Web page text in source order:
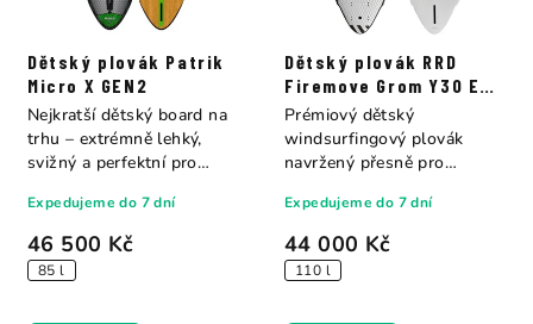
Dětský plovák Patrik
Micro X GEN2
46 500 Kč
85 l
Expedujeme do 7 dní
Nejkratší dětský board na
trhu – extrémně lehký,
svižný a perfektní pro
Dětský plovák RRD
Firemove Grom Y30 E-
TECH
44 000 Kč
110 l
Expedujeme do 7 dní
Prémiový dětský
windsurfingový plovák
navržený přesně pro
50...